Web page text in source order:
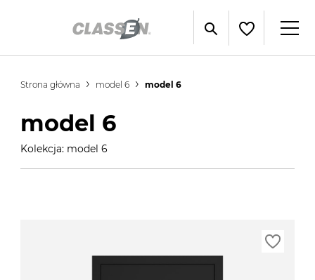
Strona główna model 6 model 6
model 6
Kolekcja: model 6